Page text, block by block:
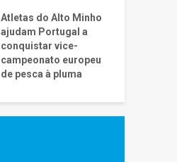
Atletas do Alto Minho
ajudam Portugal a
conquistar vice-
campeonato europeu
de pesca à pluma